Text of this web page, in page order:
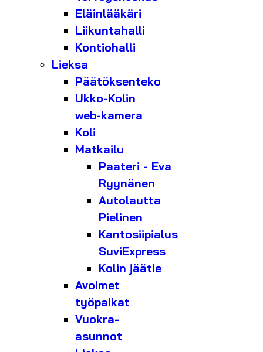
Eläinlääkäri
Liikuntahalli
Kontiohalli
Lieksa
Päätöksenteko
Ukko-Kolin
web-kamera
Koli
Matkailu
Paateri - Eva
Ryynänen
Autolautta
Pielinen
Kantosiipialus
SuviExpress
Kolin jäätie
Avoimet
työpaikat
Vuokra-
asunnot